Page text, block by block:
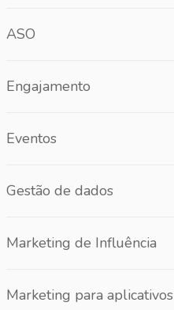
ASO
Engajamento
Eventos
Gestão de dados
Marketing de Influência
Marketing para aplicativos